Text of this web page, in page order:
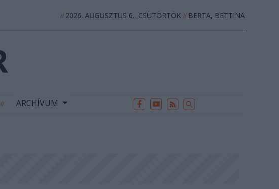
//2026. AUGUSZTUS 6., CSÜTÖRTÖK //BERTA, BETTINA
KÉZMŰVES HÍREK // ARCHÍVUM
// ARCHÍVUM